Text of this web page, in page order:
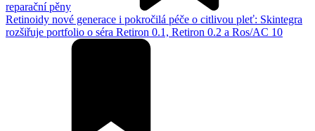
reparační pěny
Retinoidy nové generace i pokročilá péče o citlivou pleť: Skintegra
rozšiřuje portfolio o séra Retiron 0.1, Retiron 0.2 a Ros/AC 10